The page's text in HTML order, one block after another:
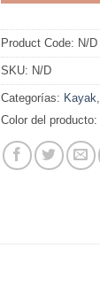
Product Code: N/D
SKU: N/D
Categorías: Kayak,
Color del producto: